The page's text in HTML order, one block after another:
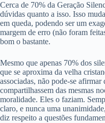
Cerca de 70% da Geração
dúvidas quanto a isso. Isso
em queda, podendo ser um
margem de erro (não foram
bom o bastante.
Mesmo que apenas 70% dos
que se aproxima da velha
associadas, não pode-se afirmar
compartilhassem das mesmas
moralidade. Eles o faziam.
claro, e nunca uma
diz respeito a questões